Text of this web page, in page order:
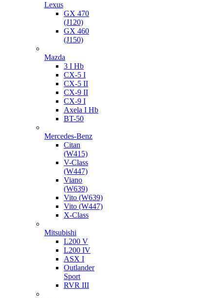
Lexus
GX 470
(J120)
GX 460
(J150)
Mazda
3 I Hb
CX-5 I
CX-5 II
CX-9 II
CX-9 I
Axela I Hb
BT-50
Mercedes-Benz
Citan
(W415)
V-Class
(W447)
Viano
(W639)
Vito (W639)
Vito (W447)
X-Class
Mitsubishi
L200 V
L200 IV
ASX I
Outlander
Sport
RVR III